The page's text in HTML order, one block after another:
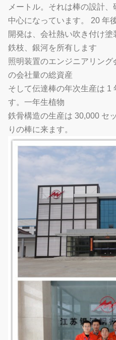
メートル。それは棒の設計
中心になっています。 20 年
開発は、会社熱い吹き付け
鉄枝、銀河を所有します
照明装置のエンジニアリン
の会社量の総資産
そして伝達棒の年次生産は 1
す。一年生植物
鉄骨構造の生産は 30,000 セ
りの棒に来ます。